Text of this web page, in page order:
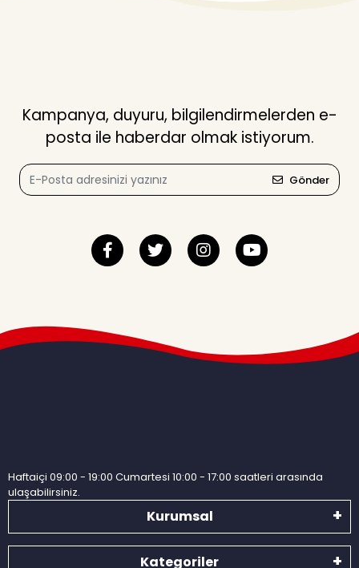
Kampanya, duyuru, bilgilendirmelerden e-
posta ile haberdar olmak istiyorum.
Gönder
Haftaiçi 09:00 - 19:00 Cumartesi 10:00 - 17:00 saatleri arasında
ulaşabilirsiniz.
Kurumsal
Kategoriler